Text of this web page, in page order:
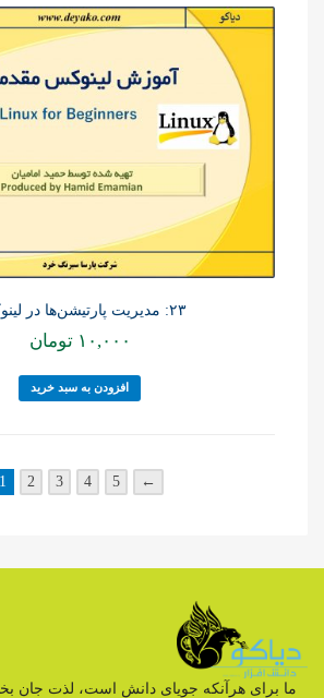
۲۳: مدیریت پارتیشن‌ها در لینوکس
۱۰,۰۰۰ تومان
افزودن به سبد خرید
1 2 3 4 5 ←
ما برای هرآنکه جویای دانش است، لذت جان